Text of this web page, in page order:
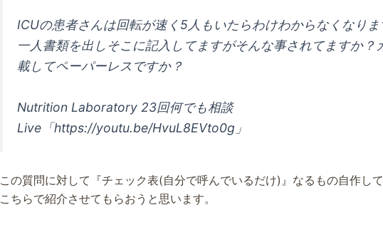
ICUの患者さんは回転が速く5人もいたらわけわからなくなり
一人書類を出しそこに記入してますがそんな事されてますか？
載してペーパーレスですか？
Nutrition Laboratory 23回何でも相談
Live「https://youtu.be/HvuL8EVto0g」
この質問に対して『チェック表(自分で呼んでいるだけ)』なるもの自作し
こちらで紹介させてもらおうと思います。